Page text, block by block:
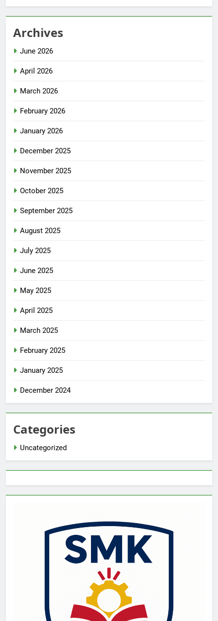
Archives
June 2026
April 2026
March 2026
February 2026
January 2026
December 2025
November 2025
October 2025
September 2025
August 2025
July 2025
June 2025
May 2025
April 2025
March 2025
February 2025
January 2025
December 2024
Categories
Uncategorized